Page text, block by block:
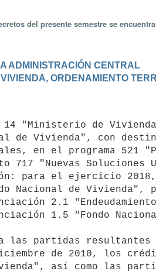
del presente semestre se
ADMINISTRACIÓN CENTRAL
VIVIENDA, ORDENAMIENTO
de Vivienda", con
en el programa 521
717 "Nuevas
para el ejercicio 2018,
Nacional de
2.1
1.5 "Fondo
de 2010, los
así como las